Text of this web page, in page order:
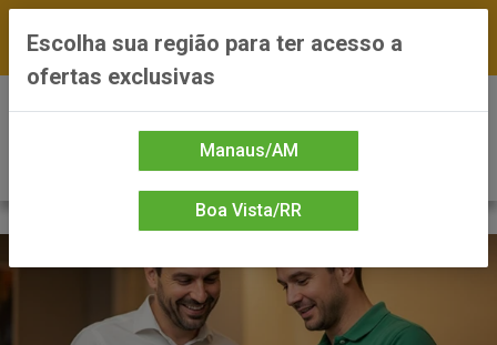
*Preços exclusivos do site — Entrega em até 24h
Escolha sua região para ter acesso a
ofertas exclusivas
Manaus/AM
Boa Vista/RR